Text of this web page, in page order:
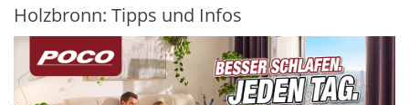
Holzbronn: Tipps und Infos